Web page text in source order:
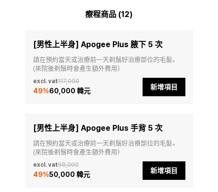
療程商品 (12)
[男性上半身] Apogee Plus 腋下 5 次
請在預約當天或治療前一天剃鬚好治療部位的毛髮。
(來院後剃鬚時會產生額外費用）
excl. vat117,000
49%60,000 韓元 新增項目
[男性上半身] Apogee Plus 手背 5 次
請在預約當天或治療前一天剃鬚好治療部位的毛髮。
(來院後剃鬚時會產生額外費用）
excl. vat98,000
49%50,000 韓元 新增項目